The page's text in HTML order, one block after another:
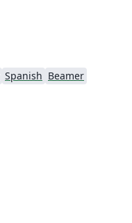
Spanish Beamer